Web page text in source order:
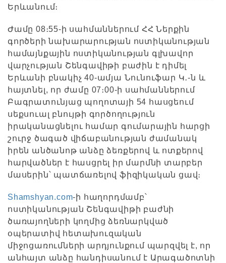
Երևանում։
Ժամը 08։55-ի սահմաններում ՀՀ Ներքին
գործերի նախարարության ոստիկանության
համայնքային ոստիկանության գլխավոր
վարչության Շենգավիթի բաժին է դիմել
Երևանի բնակիչ 40-ամյա Նունուֆար Կ․-ն և
հայտնել, որ ժամը 07։00-ի սահմաններում
Բագրատունյաց պողոտայի 54 հասցեում
սեքսուալ բնույթի գործողություն
իրականացնելու համար գումարային հարցի
շուրջ ծագած վիճաբանության ժամանակ
իրեն անծանոթ անձը ձեռքերով և ոտքերով
հարվածներ է հասցրել իր մարմնի տարբեր
մասերին՝ պատճառելով ֆիզիկական ցավ։
Shamshyan.com-ի հաղորդմամբ՝
ոստիկանության Շենգավիթի բաժնի
ծառայողների կողմից ձեռնարկված
օպերատիվ հետախուզական
միջոցառումների արդյունքում պարզվել է, որ
անհայտ անձը հանդիսանում է Արագածոտնի